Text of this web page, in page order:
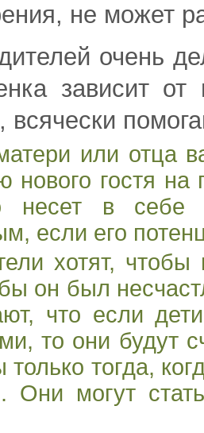
не может
очень
зависит
или отца
нового гостя
несет в себе
если его
хотят,
он был
что если
то они будут
только тогда,
Они могут